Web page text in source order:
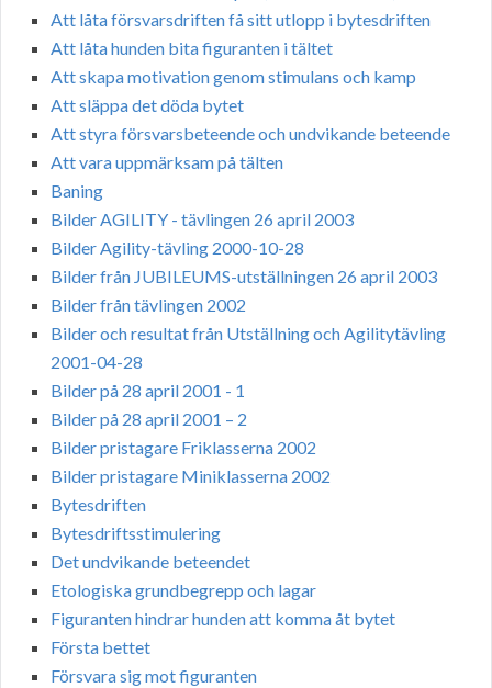
Att låta försvarsdriften få sitt utlopp i bytesdriften
Att låta hunden bita figuranten i tältet
Att skapa motivation genom stimulans och kamp
Att släppa det döda bytet
Att styra försvarsbeteende och undvikande beteende
Att vara uppmärksam på tälten
Baning
Bilder AGILITY - tävlingen 26 april 2003
Bilder Agility-tävling 2000-10-28
Bilder från JUBILEUMS-utställningen 26 april 2003
Bilder från tävlingen 2002
Bilder och resultat från Utställning och Agilitytävling
2001-04-28
Bilder på 28 april 2001 - 1
Bilder på 28 april 2001 – 2
Bilder pristagare Friklasserna 2002
Bilder pristagare Miniklasserna 2002
Bytesdriften
Bytesdriftsstimulering
Det undvikande beteendet
Etologiska grundbegrepp och lagar
Figuranten hindrar hunden att komma åt bytet
Första bettet
Försvara sig mot figuranten